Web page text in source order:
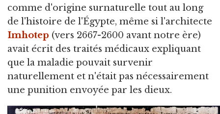
comme d'origine surnaturelle tout au long
de l'histoire de l'Égypte, même si l'architecte
Imhotep (vers 2667-2600 avant notre ère)
avait écrit des traités médicaux expliquant
que la maladie pouvait survenir
naturellement et n'était pas nécessairement
une punition envoyée par les dieux.